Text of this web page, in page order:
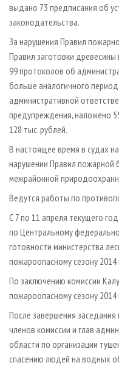
выдано 73 предписания об
законодательства.
За нарушения Правил
Правил заготовки
99 протоколов об
больше аналогичного
административной
предупреждения, наложено
128 тыс. рублей.
В настоящее время в судах
нарушении Правил пожарной
межрайонной
Ведутся работы по
С 7 по 11 апреля текущего
по Центральному
готовности министерства
пожароопасному сезону
По заключению комиссии
пожароопасному сезону 2014
После завершения
членов комиссии и глав
области по организации
спасению людей на водных